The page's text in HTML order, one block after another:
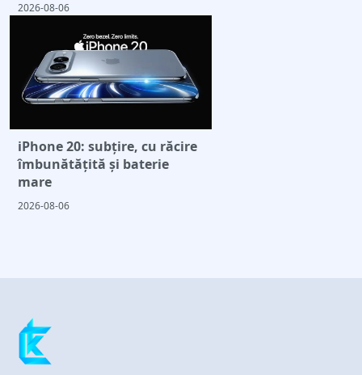
2026-08-06
iPhone 20: subțire, cu răcire
îmbunătățită și baterie
mare
2026-08-06